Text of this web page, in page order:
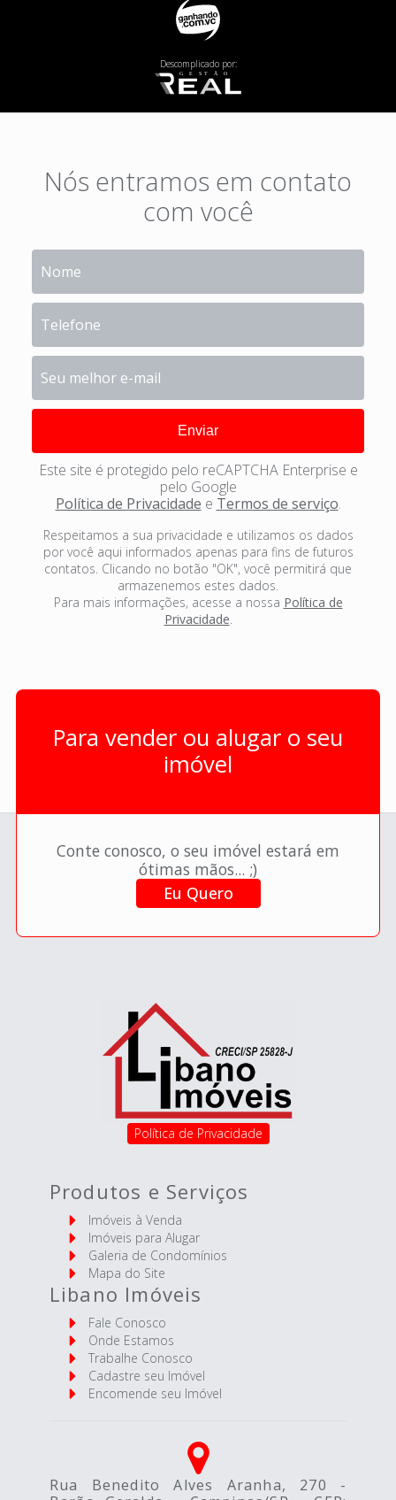
Descomplicado por:
Nós entramos em contato
com você
Este site é protegido pelo reCAPTCHA Enterprise e
pelo Google
Política de Privacidade e Termos de serviço.
Respeitamos a sua privacidade e utilizamos os dados
por você aqui informados apenas para fins de futuros
contatos. Clicando no botão "OK", você permitirá que
armazenemos estes dados.
Para mais informações, acesse a nossa Política de
Privacidade
Para vender ou alugar o seu
imóvel
Conte conosco, o seu imóvel estará em
ótimas mãos... ;)
Eu Quero
Política de Privacidade
Produtos e Serviços
Imóveis à Venda
Imóveis para Alugar
Galeria de Condomínios
Mapa do Site
Libano Imóveis
Fale Conosco
Onde Estamos
Trabalhe Conosco
Cadastre seu Imóvel
Encomende seu Imóvel
Rua Benedito Alves Aranha, 270 -